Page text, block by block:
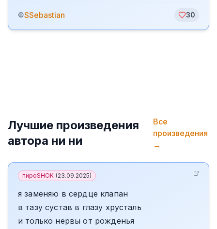
©SSebastian 30
Лучшие произведения
автора ни ни
Все
произведения
→
пироSHOK (23.09.2025)
я заменяю в сердце клапан
в тазу сустав в глазу хрусталь
и только нервы от рожденья